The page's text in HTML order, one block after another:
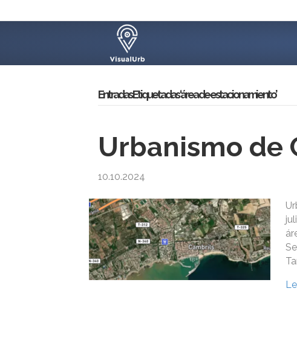
Entradas Etiquetadas ‘área de estacionamiento’
Urbanismo de
10.10.2024